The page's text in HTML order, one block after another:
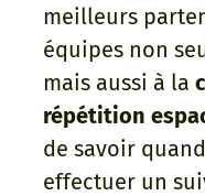
meilleurs
équipes non
mais aussi à la
répétition
de savoir
effectuer un